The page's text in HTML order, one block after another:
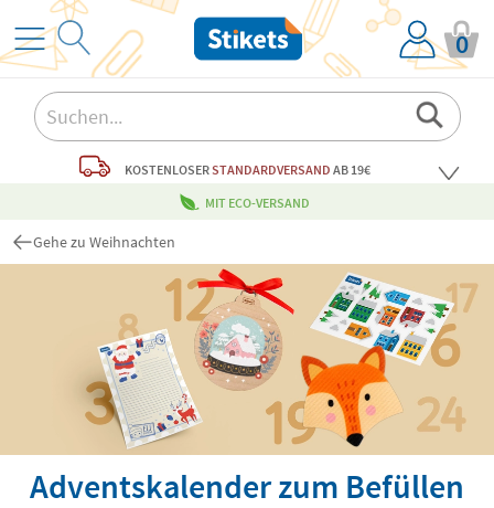
0
KOSTENLOSERSTANDARDVERSAND AB 19€
MIT ECO-VERSAND
Gehe zu Weihnachten
Adventskalender zum Befüllen